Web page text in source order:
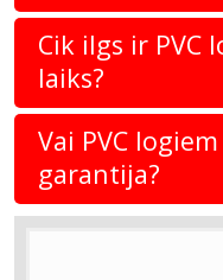
Cik ilgs ir PVC
laiks?
Vai PVC
garantija?